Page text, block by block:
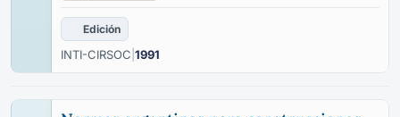
Edición
INTI-CIRSOC 1991